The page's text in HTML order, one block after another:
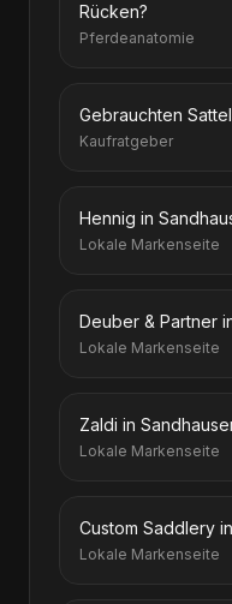
Rücken?
Pferdeanatomie
Gebrauchten
Kaufratgeber
Hennig in
Lokale Markenseite
Deuber & Partner
Lokale Markenseite
Zaldi in
Lokale Markenseite
Custom Saddlery
Lokale Markenseite